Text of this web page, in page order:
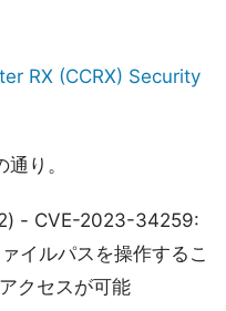
RX (CCRX) Security
り。
- CVE-2023-34259:
イルパスを操作するこ
クセスが可能